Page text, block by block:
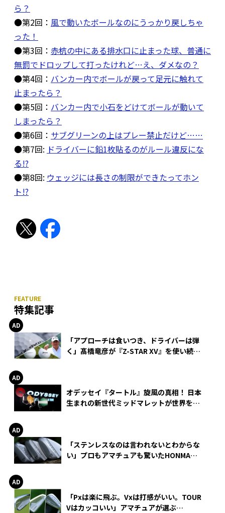
ら？
●第2回： 風で動いたボールなのにうっかり戻しちゃ
った！
●第3回： 赤杭の中にある排水口に止まった球、普通に
無罰でドロップして打ったけれど…え、ダメなの？
●第4回： バンカー内でボールが戻って足元に触れて
止まったら？
●第5回： バンカー内で小石をどけてボールが動いて
しまったら？
●第6回： サブグリーンの上はプレー禁止だけど……
●第7回: ドライバーに鉛1枚貼るのがルール違反にな
る!?
●第8回: ウェッジには長さの制限ができたってホン
ト!?
特集記事
「アプローチは食いつき、ドライバーは弾
く」髙橋竜彦が『Z-STAR XV』を使い続け
オデッセイ『タートル』旋風の真相！ 日本
生まれの新世代ミッドマレットが世界を席
「ステンレスなのは言われないとわからな
い」プロもアマチュアも驚いたHONMA
「Pxは楽に飛ぶ。Vxは打感がいい。TOUR
Vはカッコいい」アマチュアが選ぶ